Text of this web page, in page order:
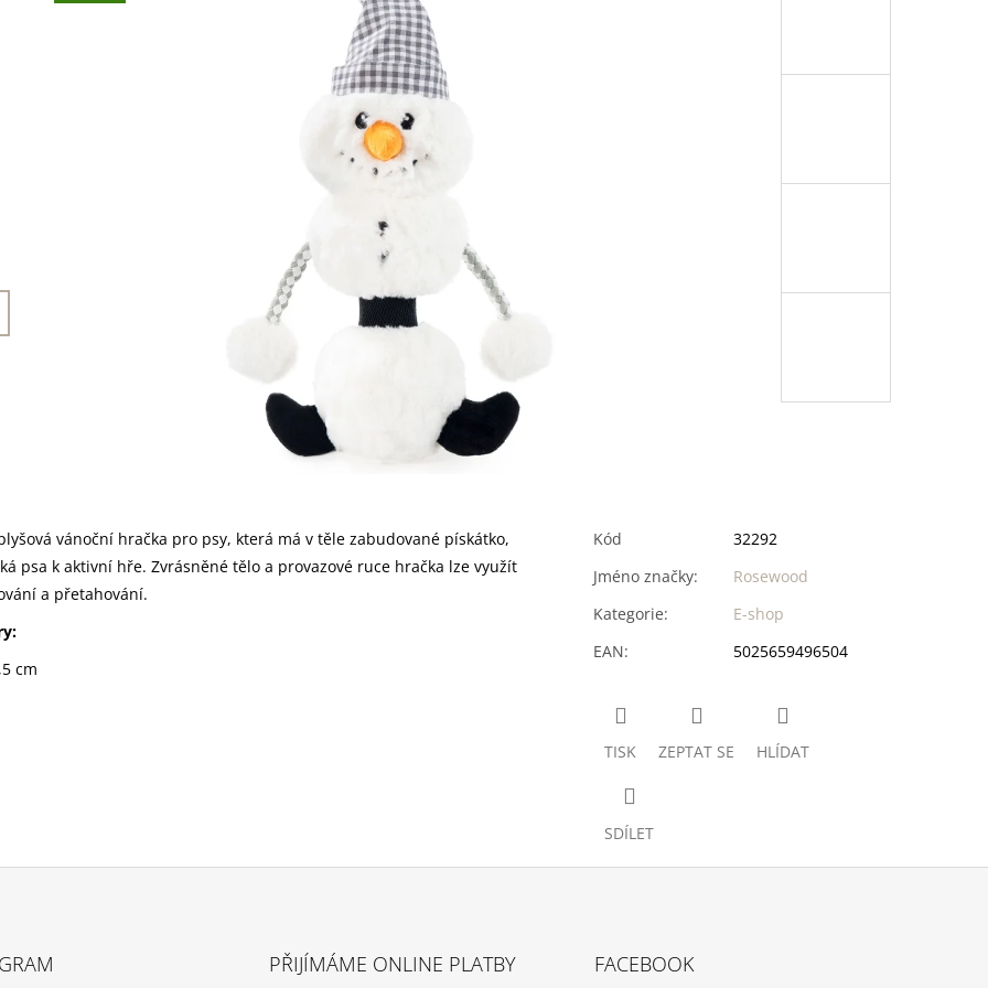
vánoční hračka pro psy, která má v těle zabudované pískátko,
psa k aktivní hře. Zvrásněné tělo a provazové ruce hračka lze využít
a přetahování.
cm
Kód
32292
Jméno značky:
Rosewood
Kategorie:
E-shop
EAN: 5025659496504
TISK ZEPTAT SE HLÍDAT
SDÍLET
199 Kč
PŘIJÍMÁME ONLINE PLATBY FACEBOOK